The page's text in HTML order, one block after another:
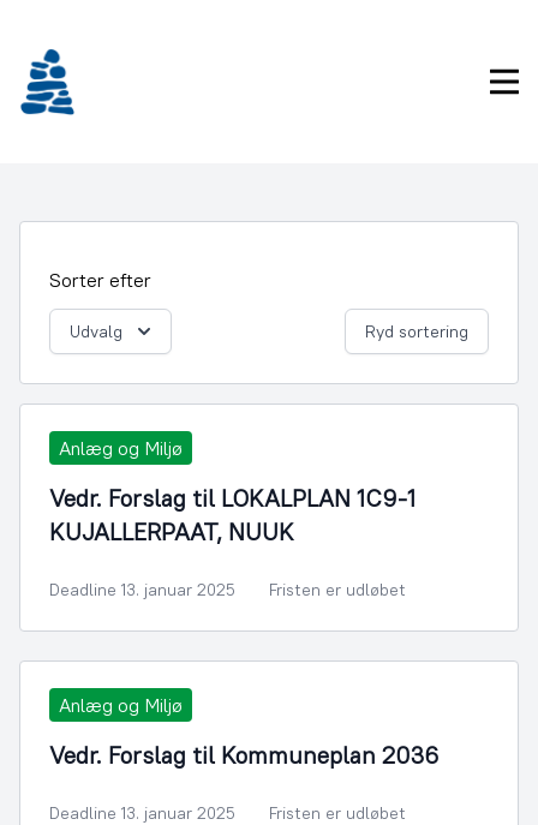
indhold
Sorter efter
Udvalg Ryd sortering
Anlæg og Miljø
Vedr. Forslag til LOKALPLAN 1C9-1
KUJALLERPAAT, NUUK
Deadline 13. januar 2025 Fristen er udløbet
Anlæg og Miljø
Vedr. Forslag til Kommuneplan 2036
Deadline 13. januar 2025 Fristen er udløbet